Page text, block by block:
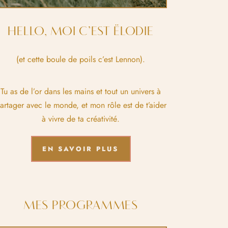
HELLO, MOI C’EST ËLODIE
(et cette boule de poils c’est Lennon).
Tu as de l’or dans les mains et tout un univers à
avec le monde, et mon rôle est de t’aider
à vivre de ta créativité.
EN SAVOIR PLUS
MES PROGRAMMES